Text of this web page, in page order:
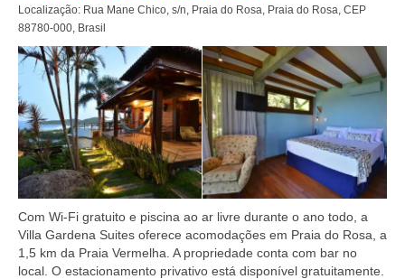
Localização: Rua Mane Chico, s/n, Praia do Rosa, Praia do Rosa, CEP
88780-000, Brasil
Com Wi-Fi gratuito e piscina ao ar livre durante o ano todo, a
Villa Gardena Suites oferece acomodações em Praia do Rosa, a
1,5 km da Praia Vermelha. A propriedade conta com bar no
local. O estacionamento privativo está disponível gratuitamente.